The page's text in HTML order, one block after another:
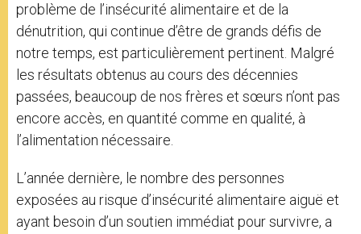
problème de l’insécurité alimentaire et de la
dénutrition, qui continue d’être de grands défis de
notre temps, est particulièrement pertinent. Malgré
les résultats obtenus au cours des décennies
passées, beaucoup de nos frères et sœurs n’ont pas
encore accès, en quantité comme en qualité, à
l’alimentation nécessaire.
L’année dernière, le nombre des personnes
exposées au risque d’insécurité alimentaire aiguë et
ayant besoin d’un soutien immédiat pour survivre, a